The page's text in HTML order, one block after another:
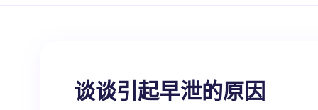
谈谈引起早泄的原因